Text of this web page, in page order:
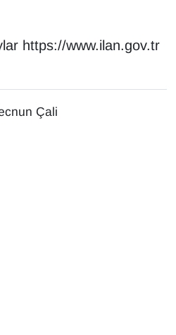
https://www.ilan.gov.tr
Çali